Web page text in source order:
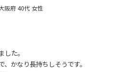
す。何卒ご了承ください。
もお受付できます。
全国一律770円
以上ご購入頂いた場合は送料無料にな
阪府40代 女性
た。
かなり長持ちしそうです。